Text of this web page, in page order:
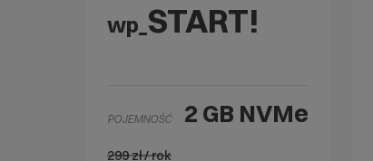
wp_ START!
POJEMNOŚĆ 2 GB NVMe
299zł / rok